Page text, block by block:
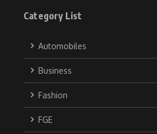
Category List
Automobiles
Business
Fashion
FGE